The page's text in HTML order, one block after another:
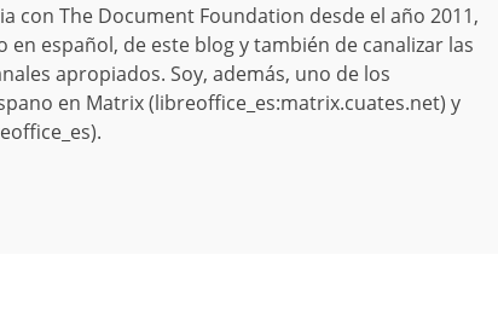
con The Document Foundation desde el año 2011,
español, de este blog y también de canalizar las
apropiados. Soy, además, uno de los
en Matrix (libreoffice_es:matrix.cuates.net) y